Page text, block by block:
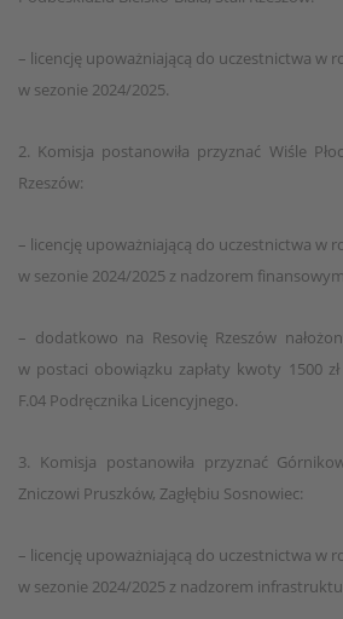
– licencję upoważniającą do uczestnictwa w
w sezonie 2024/2025.
2. Komisja postanowiła przyznać Wiśle
Rzeszów:
– licencję upoważniającą do uczestnictwa w
w sezonie 2024/2025 z nadzorem
– dodatkowo na Resovię Rzeszów
w postaci obowiązku zapłaty kwoty 1500
F.04 Podręcznika Licencyjnego.
3. Komisja postanowiła przyznać
Zniczowi Pruszków, Zagłębiu Sosnowiec:
– licencję upoważniającą do uczestnictwa w
w sezonie 2024/2025 z nadzorem